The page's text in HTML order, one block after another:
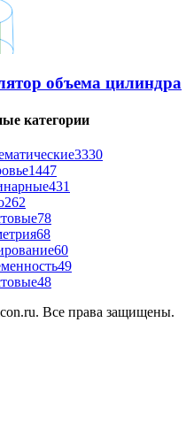
объема цилиндра
категории
3330
1447
431
262
78
68
60
49
48
Все права защищены.